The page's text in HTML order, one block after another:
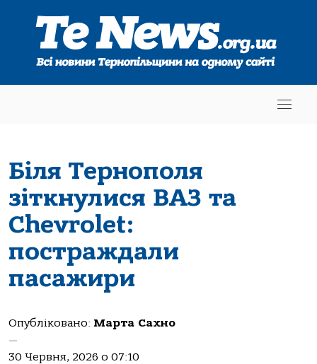
Біля Тернополя
зіткнулися ВАЗ та
Chevrolet:
постраждали
пасажири
Опубліковано: Марта Сахно
—
30 Червня, 2026 о 07:10